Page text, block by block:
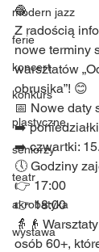
modern jazz
ferie
koncert
konkurs
plastyczne
seniorzy
teatr
akrobatyka
wystawa
🧶
Z radością
nowe terminy
warsztatów
obrusika”! 😊
📅 Nowe daty
➡️
➡️ czwartki:
🕔 Godziny
👉 17:00
👉 18:00
👵👴
osób 60+,